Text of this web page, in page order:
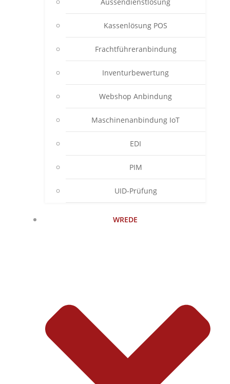
Kassenlösung POS
Frachtführeranbindung
Inventurbewertung
Webshop Anbindung
Maschinenanbindung IoT
EDI
PIM
UID-Prüfung
WREDE